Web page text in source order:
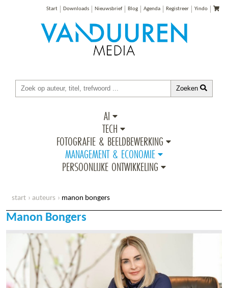
Start Downloads Nieuwsbrief Blog Agenda Registreer Yindo
Zoeken
AI
TECH
FOTOGRAFIE & BEELDBEWERKING
MANAGEMENT & ECONOMIE
PERSOONLIJKE ONTWIKKELING
start auteurs manon bongers
Manon Bongers